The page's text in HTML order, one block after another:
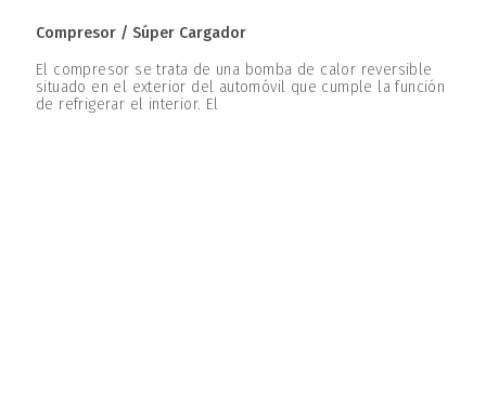
Compresor / Súper Cargador
El compresor se trata de una bomba de calor reversible
situado en el exterior del automóvil que cumple la función
de refrigerar el interior. El